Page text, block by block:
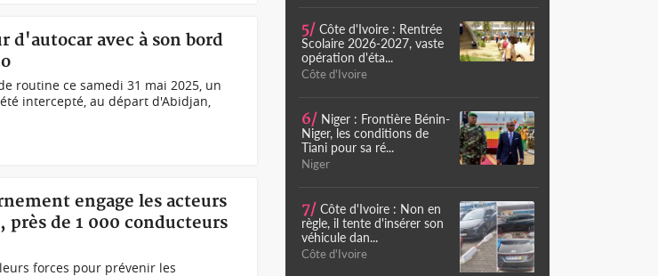
avec à son bord
routine ce samedi 31 mai 2025, un
intercepté, au départ d'Abidjan,
engage les acteurs
de 1 000 conducteurs
forces pour prévenir les
5/ Côte d'Ivoire : Rentrée
Scolaire 2026-2027, vaste
opération d'éta...
Côte d'Ivoire
6/ Niger : Frontière Bénin-
Niger, les conditions de
Tiani pour sa ré...
Niger
7/ Côte d'Ivoire : Non en
règle, il tente d'insérer son
véhicule dan...
Côte d'Ivoire